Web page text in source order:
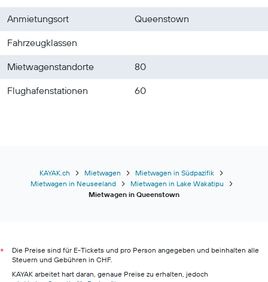
Anmietungsort
Queenstown
Fahrzeugklassen
Mietwagenstandorte
80
Flughafenstationen
60
KAYAK.ch Mietwagen
Mietwagen in Südpazifik
Mietwagen in Neuseeland
Mietwagen in Lake Wakatipu
Mietwagen in Queenstown
*
Die Preise sind für E-Tickets und pro Person angegeben und beinhalten alle
Steuern und Gebühren in CHF.
KAYAK arbeitet hart daran, genaue Preise zu erhalten, jedoch